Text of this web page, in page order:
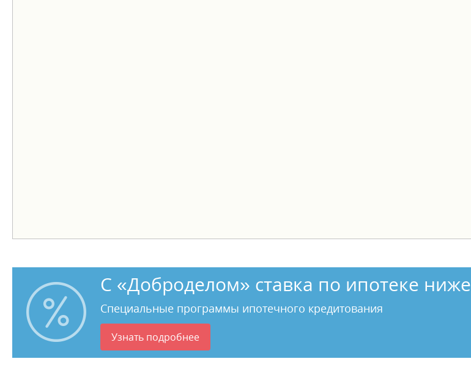
С «Доброделом» ставка по ипотеке ниже
Специальные программы ипотечного кредитования
Узнать подробнее